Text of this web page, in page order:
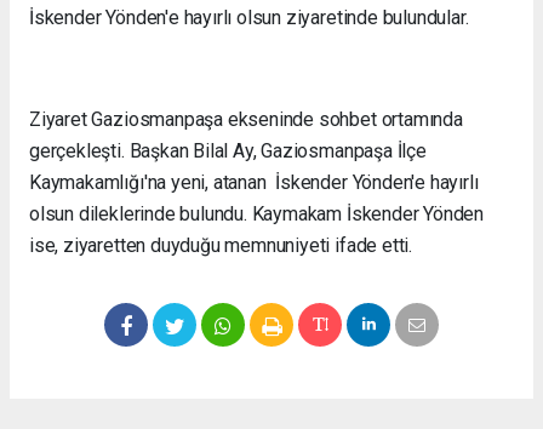
İskender Yönden'e hayırlı olsun ziyaretinde bulundular.
Ziyaret Gaziosmanpaşa ekseninde sohbet ortamında
gerçekleşti. Başkan Bilal Ay, Gaziosmanpaşa İlçe
Kaymakamlığı'na yeni, atanan İskender Yönden'e hayırlı
olsun dileklerinde bulundu. Kaymakam İskender Yönden
ise, ziyaretten duyduğu memnuniyeti ifade etti.